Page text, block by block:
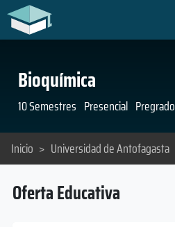
Bioquímica
10 Semestres Presencial Pregrado
Inicio > Universidad de Antofagasta
Oferta Educativa